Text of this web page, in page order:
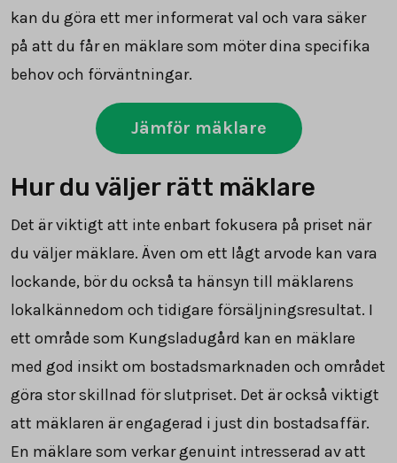
kan du göra ett mer informerat val och vara säker
på att du får en mäklare som möter dina specifika
behov och förväntningar.
Jämför mäklare
Hur du väljer rätt mäklare
Det är viktigt att inte enbart fokusera på priset när
du väljer mäklare. Även om ett lågt arvode kan vara
lockande, bör du också ta hänsyn till mäklarens
lokalkännedom och tidigare försäljningsresultat. I
ett område som Kungsladugård kan en mäklare
med god insikt om bostadsmarknaden och området
göra stor skillnad för slutpriset. Det är också viktigt
att mäklaren är engagerad i just din bostadsaffär.
En mäklare som verkar genuint intresserad av att